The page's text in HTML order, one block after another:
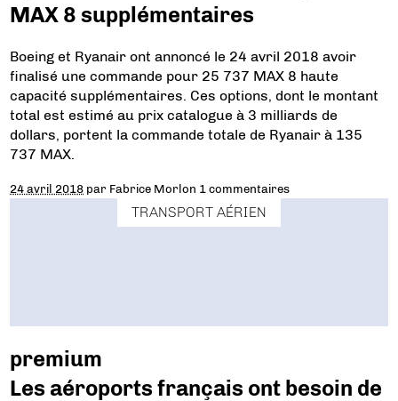
MAX 8 supplémentaires
Boeing et Ryanair ont annoncé le 24 avril 2018 avoir
finalisé une commande pour 25 737 MAX 8 haute
capacité supplémentaires. Ces options, dont le montant
total est estimé au prix catalogue à 3 milliards de
dollars, portent la commande totale de Ryanair à 135
737 MAX.
24 avril 2018 par Fabrice Morlon 1 commentaires
TRANSPORT AÉRIEN
premium
Les aéroports français ont besoin de